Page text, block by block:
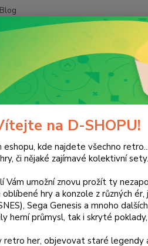
Blog
of Nations
na D-SHOPU!
kde najdete všechno
či nějaké zajímavé kolektivní sety.
Vám umožní znovu prožít ty
hry a konzole z různých
Sega Genesis a mnoho
herní průmysl, tak i skryté
her, objevovat staré legendy